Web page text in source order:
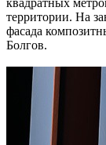
территории. На
фасада
Болгов.